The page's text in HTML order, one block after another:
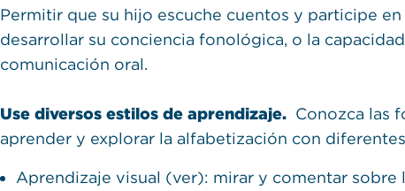
Permitir que su hijo escuche cuentos y participe
desarrollar su conciencia fonológica, o la
comunicación oral.
Use diversos estilos de aprendizaje. Conozca las
aprender y explorar la alfabetización con
Aprendizaje visual (ver): mirar y comentar sobre